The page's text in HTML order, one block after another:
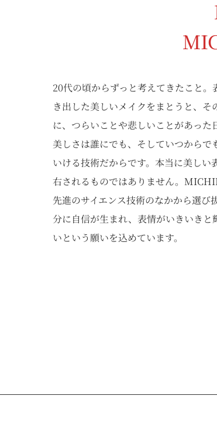
20代の頃からずっと考えてきたこと
き出した美しいメイクをまとうと、
に、つらいことや悲しいことがあった
美しさは誰にでも、そしていつから
いける技術だからです。本当に美し
右されるものではありません。
先進のサイエンス技術のなかから選び
分に自信が生まれ、表情がいきいき
いという願いを込めています。